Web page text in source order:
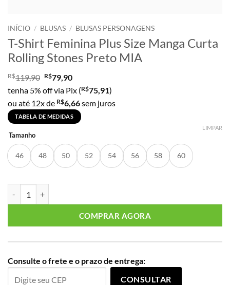
INÍCIO / BLUSAS / BLUSAS PERSONAGENS
T-Shirt Feminina Plus Size Manga Curta
Rolling Stones Preto MIA
R$119,90 R$79,90
tenha 5% off via Pix (R$75,91)
ou até 12x de R$6,66sem juros
TABELA DE MEDIDAS
Tamanho
46 48 50 52 54 56 58 60
LIMPAR
COMPRAR AGORA
Consulte o frete e o prazo de entrega:
CONSULTAR